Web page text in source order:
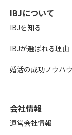
IBJについて
IBJを知る
IBJが選ばれる理由
婚活の成功ノウハウ
会社情報
運営会社情報